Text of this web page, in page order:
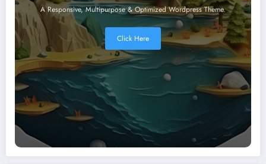
A Responsive, Multipurpose & Optimized Wordpress Theme.
Click Here